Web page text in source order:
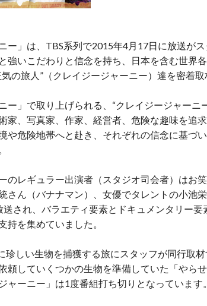
ー」は、TBS系列で2015年4月17日に放送が
強いこだわりと信念を持ち、日本を含む世界
の旅人”（クレイジージャーニー）達を密着取
ー」で取り上げられる、“クレイジージャーニ
家、写真家、作家、経営者、危険な趣味を追
や危険地帯へと赴き、それぞれの信念に基づ
のレギュラー出演者（スタジオ司会者）はお
さん（バナナマン）、女優でタレントの小池
され、バラエティ要素とドキュメンタリー要
持を集めていました。
珍しい生物を捕獲する旅にスタッフが同行取
頼していくつかの生物を準備していた「やら
ャーニー」は1度番組打ち切りとなっています。